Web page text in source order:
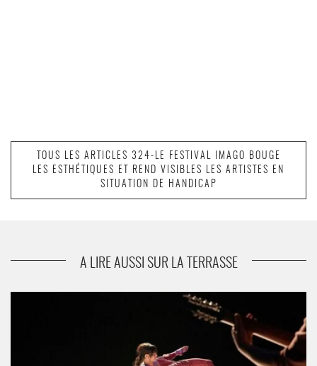
TOUS LES ARTICLES 324-LE FESTIVAL IMAGO BOUGE
LES ESTHÉTIQUES ET REND VISIBLES LES ARTISTES EN
SITUATION DE HANDICAP
A LIRE AUSSI SUR LA TERRASSE
Tout ce fracas et Danser la faille - Critique sortie